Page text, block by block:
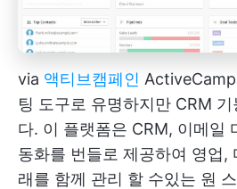
via 액티브캠페인
팅 도구로 유명하지만 CRM
다. 이 플랫폼은 CRM, 이메일
동화를 번들로 제공하여 영업,
래를 함께 관리 할 수있는 원